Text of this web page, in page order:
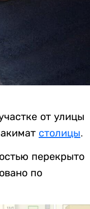
от улицы
столицы.
перекрыто
по